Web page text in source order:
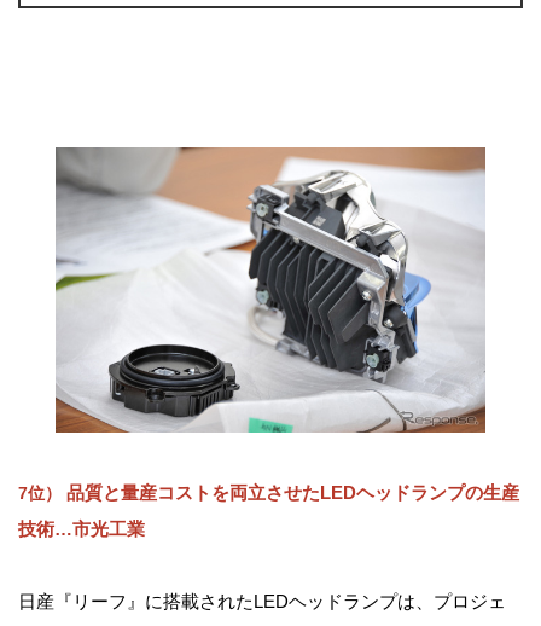
7位）
品質と量産コストを両立させたLEDヘッドランプの生産
技術…市光工業
日産『リーフ』に搭載されたLEDヘッドランプは、プロジェ